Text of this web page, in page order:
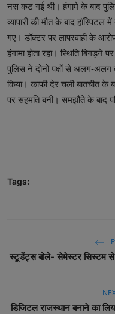
नस कट गई थी। हंगामे के बाद
व्यापारी की मौत के बाद
गए। डॉक्टर पर लापरवाही के
हंगामा होता रहा। स्थिति बिगड़ने
पुलिस ने दोनों पक्षों से अलग-अलग
किया। काफी देर चली बातचीत के
पर सहमति बनी। समझौते के बाद
Tags:
स्टूडेंट्स बोले- सेमेस्टर सिस्टम से
डिजिटल राजस्थान बनाने का